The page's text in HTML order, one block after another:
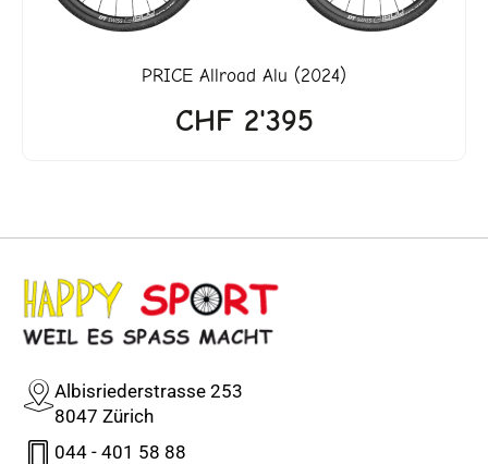
PRICE Allroad Alu (2024)
CHF2'395
Albisriederstrasse 253
8047 Zürich
044 - 401 58 88